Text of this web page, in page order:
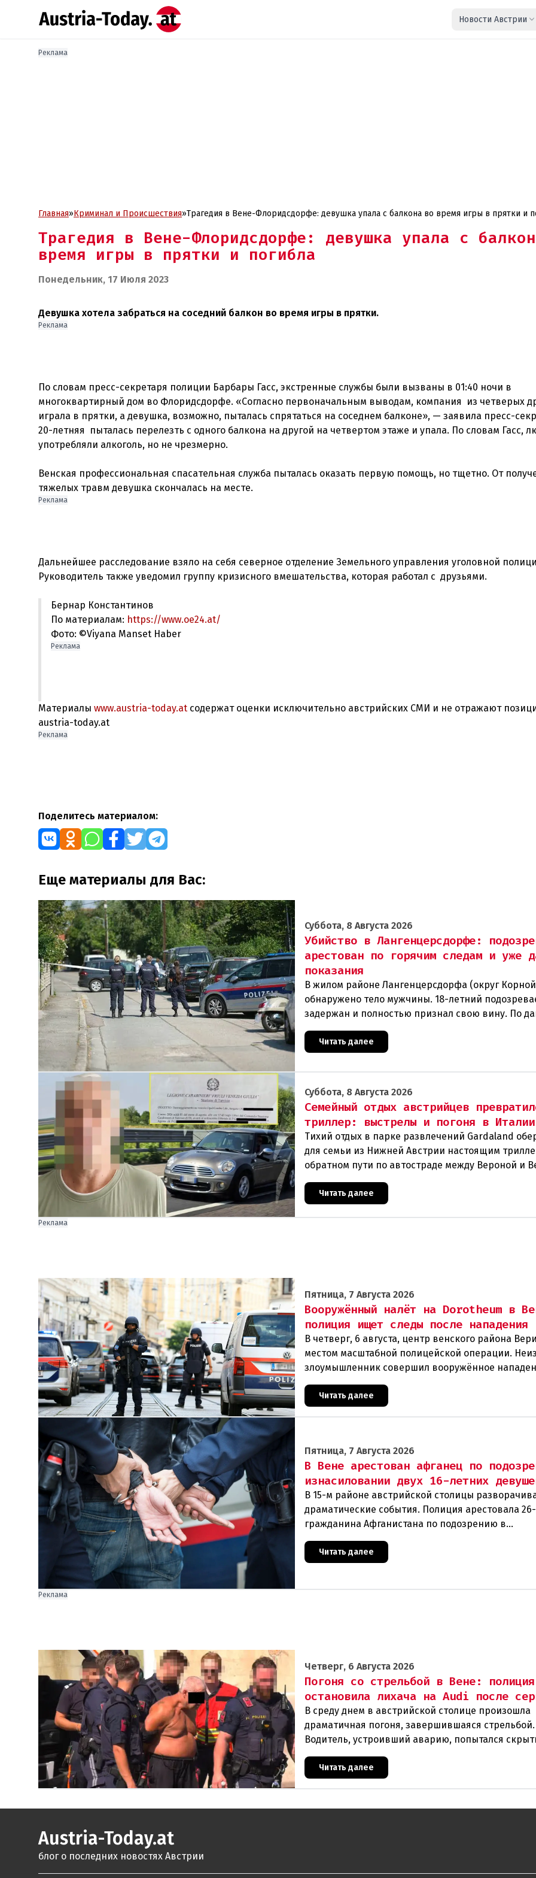
Новости Австрии
Реклама
Главная»Криминал и Проиcшествия»Трагедия в Вене-Флоридсдорфе: девушка упала с балкона во время игры в прятки и
Трагедия в Вене-Флоридсдорфе: девушка упала с
время игры в прятки и погибла
Понедельник, 17 Июля 2023
Девушка хотела забраться на соседний балкон во время игры в прятки.
Реклама
По словам пресс-секретаря полиции Барбары Гасс, экстренные службы были вызваны в 01:40 ночи в
многоквартирный дом во Флоридсдорфе. «Согласно первоначальным выводам, компания из четверых
играла в прятки, а девушка, возможно, пыталась спрятаться на соседнем балконе», — заявила пресс-
20-летняя пыталась перелезть с одного балкона на другой на четвертом этаже и упала. По словам Гасс,
употребляли алкоголь, но не чрезмерно.
Венская профессиональная спасательная служба пыталась оказать первую помощь, но тщетно. От
Реклама
Дальнейшее расследование взяло на себя северное отделение Земельного управления уголовной
Бернар Константинов
По материалам: https://www.oe24.at/
Фото: ©Viyana Manset Haber
Реклама
Материалы www.austria-today.at содержат оценки исключительно австрийских СМИ и не отражают
austria-today.at
Реклама
Поделитесь материалом:
Еще материалы для Вас:
Суббота, 8 Августа 2026
Убийство в Лангенцерсдорфе:
арестован по горячим следам и уже
показания
В жилом районе Лангенцерсдорфа (округ
обнаружено тело мужчины. 18-летний
задержан и полностью признал свою вину. По
следствия, преступление могло быть совершено
Читать далее
Суббота, 8 Августа 2026
Семейный отдых австрийцев
триллер: выстрелы и погоня в Италии
Тихий отдых в парке развлечений Gardaland
для семьи из Нижней Австрии настоящим
обратном пути по автостраде между Вероной и
их машина подверглась обстрелу, за которым
Читать далее
Реклама
Пятница, 7 Августа 2026
Вооружённый налёт на Dorotheum в
полиция ищет следы после нападения
В четверг, 6 августа, центр венского района
местом масштабной полицейской операции.
злоумышленник совершил вооружённое
филиал знаменитого аукционного дома Dorotheu
Читать далее
Пятница, 7 Августа 2026
В Вене арестован афганец по
изнасиловании двух 16-летних
В 15-м районе австрийской столицы
драматические события. Полиция арестовала
гражданина Афганистана по подозрению в
задер
Читать далее
Реклама
Четверг, 6 Августа 2026
Погоня со стрельбой в Вене: полиция
остановила лихача на Audi после
В среду днем в австрийской столице произошла
драматичная погоня, завершившаяся стрельбой.
Водитель, устроивший аварию, попытался
полиции, спровоцировав несколько новых
столкновений.Что слу
Читать далее
Austria-Today.at
блог о последних новостях Австрии